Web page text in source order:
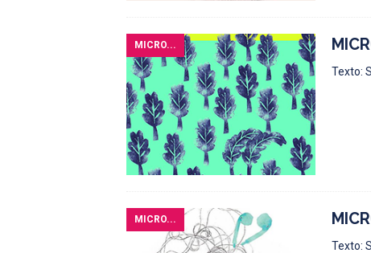
MICRO...
Texto:
MICRO...
Texto: